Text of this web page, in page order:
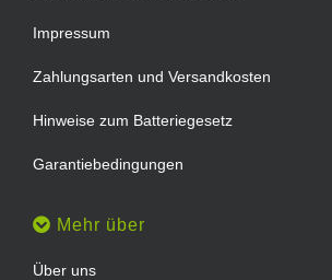
Impressum
Zahlungsarten und Versandkosten
Hinweise zum Batteriegesetz
Garantiebedingungen
Mehr über
Über uns